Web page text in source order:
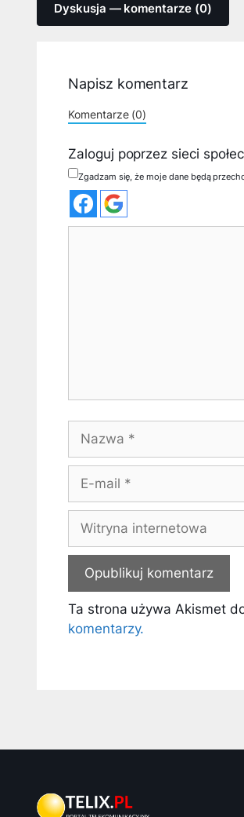
Dyskusja — komentarze (0)
Napisz komentarz
Komentarze (0)
Zaloguj poprzez sieci
Zgadzam się, że moje dane będą
mail
internetowa
Ta strona używa Akismet
komentarzy.